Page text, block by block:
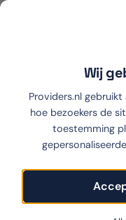
Wij
Providers.nl
hoe bezoekers de
toestemming
iPhone 13
iPhone 13